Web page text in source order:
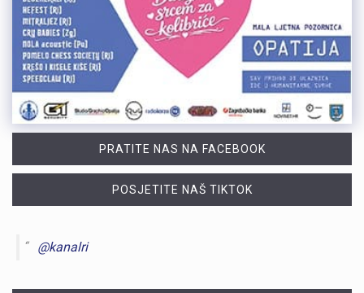
PRATITE NAS NA FACEBOOK
POSJETITE NAŠ TIKTOK
@kanalri